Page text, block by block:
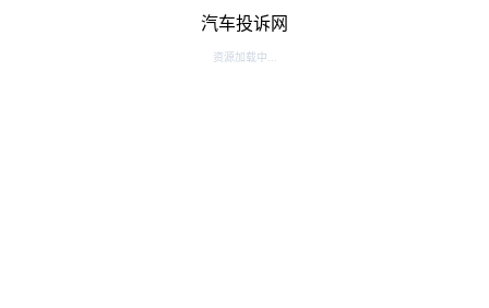
汽车投诉网
资源加载中...